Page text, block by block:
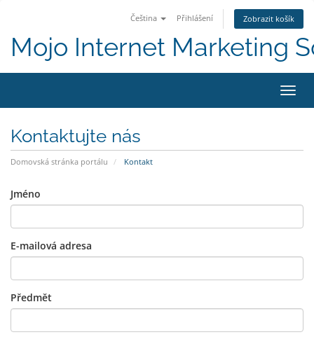
Čeština Přihlášení Zobrazit košík
Mojo Internet Marketing
Kontaktujte nás
Domovská stránka portálu Kontakt
Jméno
E-mailová adresa
Předmět